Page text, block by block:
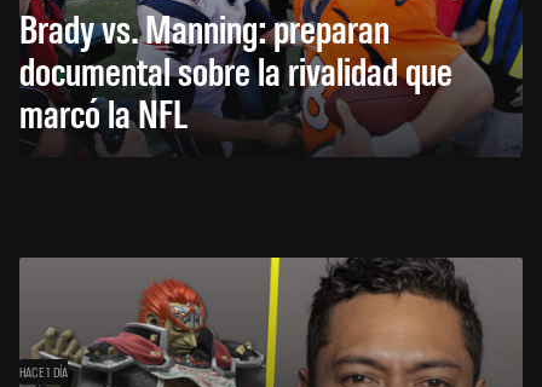
Brady vs. Manning: preparan
documental sobre la rivalidad que
marcó la NFL
HACE 1 DÍA